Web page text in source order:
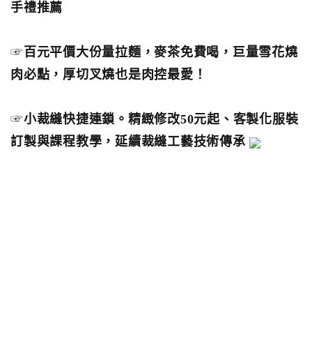
手禮推薦
☞ 百元平價大份量拉麵，麥茶免費喝，巨量雪花燒
肉必點，厚切叉燒也是肉控最愛！
☞小裁縫快捷連鎖。精緻修改50元起、客製化服裝
訂製與課程教學，延續裁縫工藝技術傳承